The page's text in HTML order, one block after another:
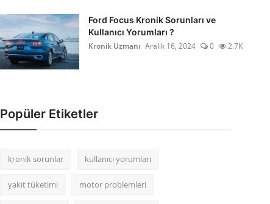
Ford Focus Kronik Sorunları ve
Kullanıcı Yorumları ?
Kronik Uzmanı Aralık 16, 2024 0 2.7K
Popüler Etiketler
kronik sorunlar kullanıcı yorumları
yakıt tüketimi motor problemleri